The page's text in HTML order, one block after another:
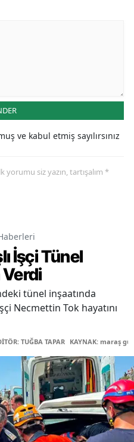
ve kabul etmiş sayılırsınız
siz yazın, tartışalım *
İşçi Tünel
tünel inşaatında
Necmettin Tok hayatını
TUĞBA TAPAR KAYNAK: maraş